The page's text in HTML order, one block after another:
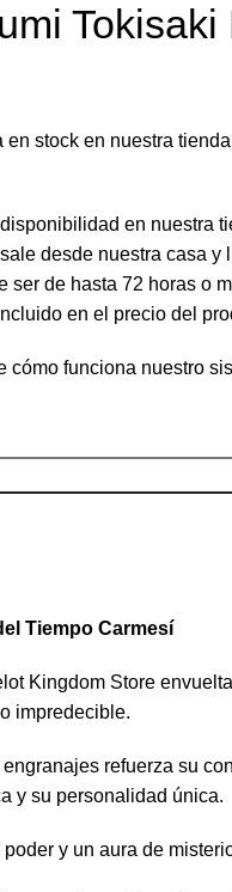
Tokisaki
en stock en nuestra
en nuestra
desde nuestra casa
de hasta 72 horas o
en el precio del
cómo funciona nuestro
Tiempo Carmesí
Kingdom Store
impredecible.
refuerza su
y su personalidad única.
y un aura de